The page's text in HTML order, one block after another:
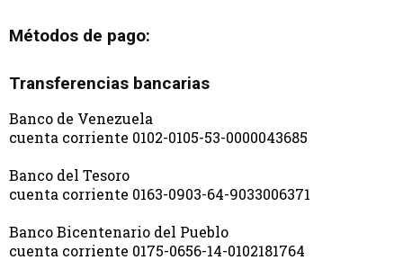
Métodos de pago:
Transferencias bancarias
Banco de Venezuela
cuenta corriente 0102-0105-53-0000043685
Banco del Tesoro
cuenta corriente 0163-0903-64-9033006371
Banco Bicentenario del Pueblo
cuenta corriente 0175-0656-14-0102181764